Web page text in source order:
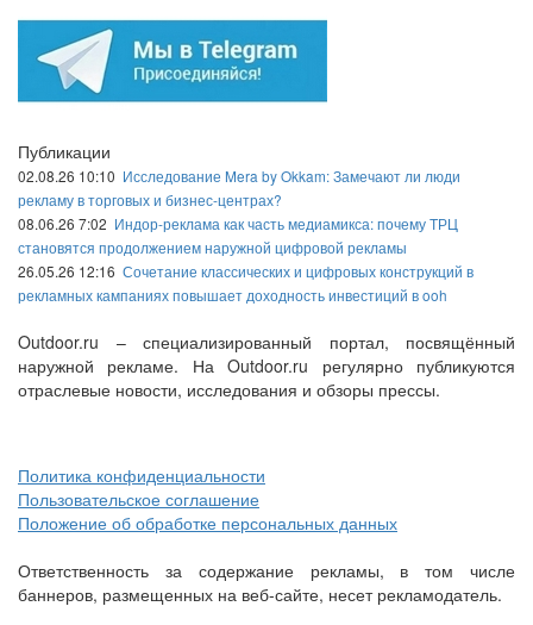
Публикации
02.08.26 10:10 Исследование Mera by Okkam: Замечают ли люди
рекламу в торговых и бизнес-центрах?
08.06.26 7:02 Индор-реклама как часть медиамикса: почему ТРЦ
становятся продолжением наружной цифровой рекламы
26.05.26 12:16 Сочетание классических и цифровых конструкций в
рекламных кампаниях повышает доходность инвестиций в ooh
Outdoor.ru – специализированный портал, посвящённый
наружной рекламе. На Outdoor.ru регулярно публикуются
отраслевые новости, исследования и обзоры прессы.
Политика конфиденциальности
Пользовательское соглашение
Положение об обработке персональных данных
Ответственность за содержание рекламы, в том числе
баннеров, размещенных на веб-сайте, несет рекламодатель.